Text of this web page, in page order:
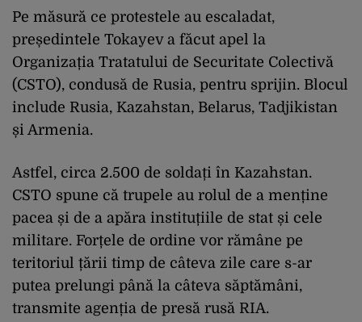
Pe măsură ce protestele au escaladat,
președintele Tokayev a făcut apel la
Organizația Tratatului de Securitate Colectivă
(CSTO), condusă de Rusia, pentru sprijin. Blocul
include Rusia, Kazahstan, Belarus, Tadjikistan
și Armenia.
Astfel, circa 2.500 de soldați în Kazahstan.
CSTO spune că trupele au rolul de a menține
pacea și de a apăra instituțiile de stat și cele
militare. Forțele de ordine vor rămâne pe
teritoriul țării timp de câteva zile care s-ar
putea prelungi până la câteva săptămâni,
transmite agenția de presă rusă RIA.